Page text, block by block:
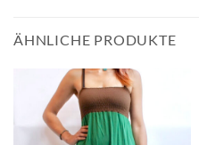
ÄHNLICHE PRODUKTE